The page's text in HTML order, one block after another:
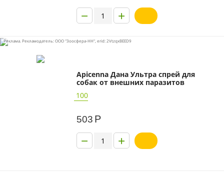
+
−
Реклама. Рекламодатель: ООО "Зоосфера-НН", erid: 2VtzqxBEED9
Apicenna Дана Ультра спрей для
собак от внешних паразитов
100
503 Р
+
−